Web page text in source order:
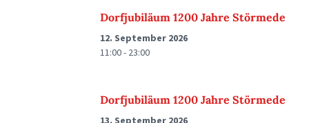
Dorfjubiläum 1200 Jahre Störmede
12. September 2026
11:00 - 23:00
Dorfjubiläum 1200 Jahre Störmede
13. September 2026